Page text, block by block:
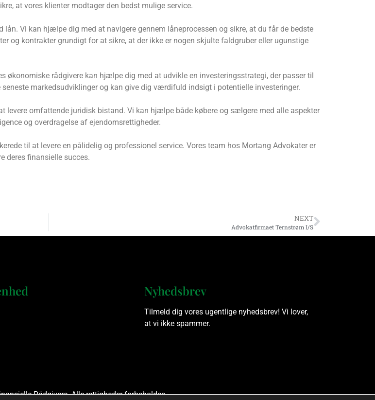
at vores klienter modtager den bedst mulige service.
Vi kan hjælpe dig med at navigere gennem låneprocessen og sikre, at du får de bedste
og kontrakter grundigt for at sikre, at der ikke er nogen skjulte faldgruber eller ugunstige
økonomiske rådgivere kan hjælpe dig med at udvikle en investeringsstrategi, der passer til
markedsudviklinger og kan give dig værdifuld indsigt i potentielle investeringer.
levere omfattende juridisk bistand. Vi kan hjælpe både købere og sælgere med alle aspekter
og overdragelse af ejendomsrettigheder.
til at levere en pålidelig og professionel service. Vores team hos Mortang Advokater er
deres finansielle succes.
NEXT
Advokatfirmaet Ternstrøm I/S
Nyhedsbrev
Tilmeld dig vores ugentlige nyhedsbrev! Vi lover,
at vi ikke spammer.
Rådgivere. Alle rettigheder forbeholdes.